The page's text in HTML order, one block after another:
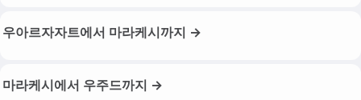
우아르자자트에서 마라케시까지 →
마라케시에서 우주드까지 →